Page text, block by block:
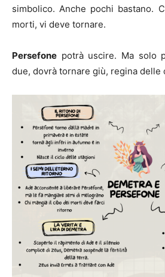
simbolico. Anche pochi bastano.
morti, vi deve tornare.
Persefone potrà uscire. Ma solo
due, dovrà tornare giù, regina delle